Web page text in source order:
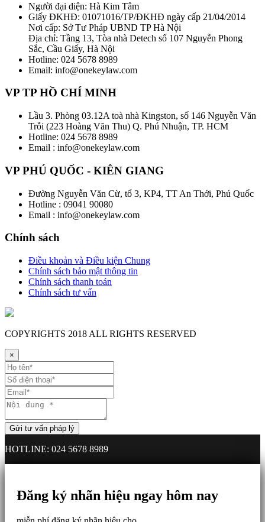
Người đại diện: Hà Kim Tâm
Giấy ĐKHĐ: 01071016/TP/ĐKHĐ ngày cấp 21/04/2014
Nơi cấp: Sở Tư Pháp UBND TP Hà Nội
Địa chỉ: Tầng 13, Tòa nhà Detech số 107 Nguyễn Phong
Sắc, Cầu Giấy, Hà Nội
Hotline: 024 5678 8989
Email: info@onekeylaw.com
VP TP HỒ CHÍ MINH
Lầu 3. Phòng 03.12A toà nhà Kingston, số 146 Nguyễn Văn
Trỗi (223 Hoàng Văn Thu) Q. Phú Nhuận, TP. HCM
Hotline: 024 5678 8989
Email : info@onekeylaw.com
VP PHÚ QUỐC - KIÊN GIANG
Đường Nguyễn Văn Cừ, tổ 3, KP4, TT An Thới, Phú Quốc
Hotline : 09041 90080
Email : info@onekeylaw.com
Chính sách
Điều khoản và Điều kiện Chung
Chính sách bảo mật thông tin
Chính sách thanh toán
Chính sách tư vấn
COPYRIGHTS 2018 ALL RIGHTS RESERVED
×
HOTLINE: 024 5678 8989
Đăng ký nhãn hiệu ngay hôm nay